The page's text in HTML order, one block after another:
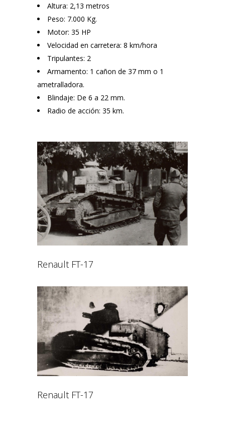
Altura: 2,13 metros
Peso: 7.000 Kg.
Motor: 35 HP
Velocidad en carretera: 8 km/hora
Tripulantes: 2
Armamento: 1 cañon de 37 mm o 1
ametralladora.
Blindaje: De 6 a 22 mm.
Radio de acción: 35 km.
Renault FT-17
Renault FT-17